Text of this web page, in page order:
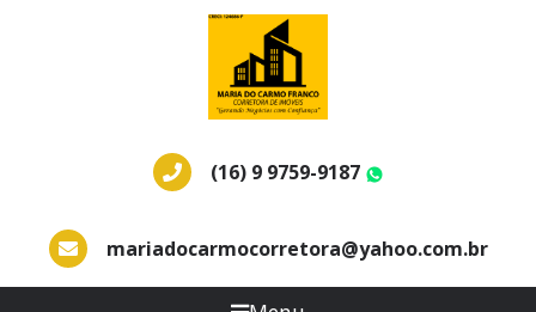
(16) 9 9759-9187
mariadocarmocorretora@yahoo.com.br